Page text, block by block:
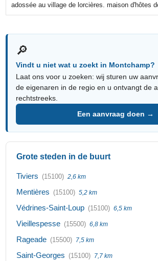
adossée au village de lorcières. maison d'hôtes
🔎
Vindt u niet wat u zoekt in Montchamp?
Laat ons voor u zoeken: wij sturen uw
de eigenaren in de regio en u ontvangt de
rechtstreeks.
Een aanvraag doen →
Grote steden in de buurt
Tiviers (15100) 2,6 km
Mentières (15100) 5,2 km
Védrines-Saint-Loup (15100) 6,5 km
Vieillespesse (15500) 6,8 km
Rageade (15500) 7,5 km
Saint-Georges (15100) 7,7 km